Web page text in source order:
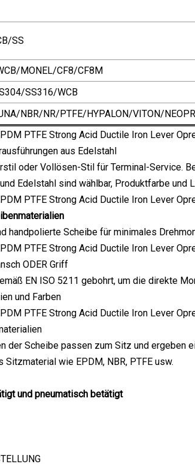
SS
MONEL/CF8/CF8M
SS316/WCB
NBR/NR/PTFE/HYPALON/VITON/
aus Edelstahl
oder Vollösen-Stil für Terminal-Service.
Edelstahl sind wählbar, Produktfarbe und
handpolierte Scheibe für minimales
ODER Griff
EN ISO 5211 gebohrt, um die direkte
und Farben
der Scheibe passen zum Sitz und ergeben
Sitzmaterial wie EPDM, NBR, PTFE usw.
und pneumatisch betätigt